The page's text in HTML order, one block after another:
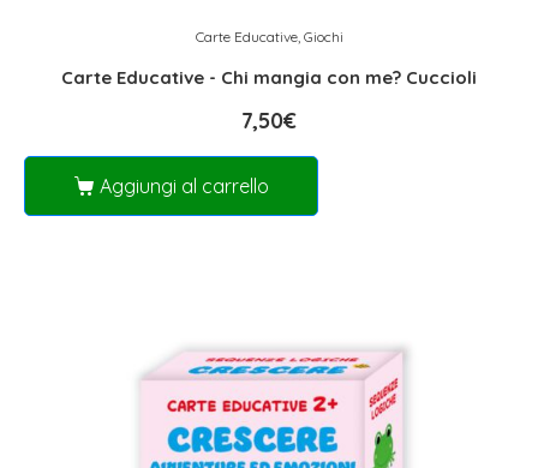
Carte Educative, Giochi
Carte Educative - Chi mangia con me? Cuccioli
7,50€
Aggiungi al carrello